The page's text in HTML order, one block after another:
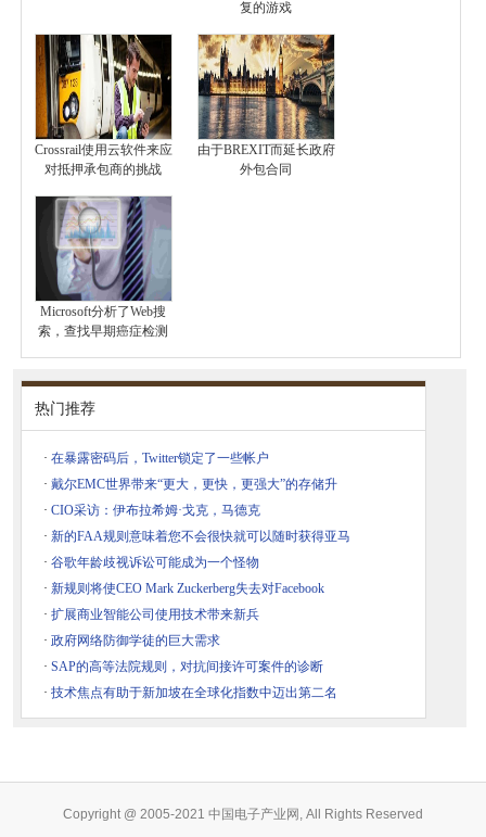
复的游戏
Crossrail使用云软件来应
对抵押承包商的挑战
由于BREXIT而延长政府
外包合同
Microsoft分析了Web搜
索，查找早期癌症检测
热门推荐
· 在暴露密码后，Twitter锁定了一些帐户
· 戴尔EMC世界带来“更大，更快，更强大”的存储升
· CIO采访：伊布拉希姆·戈克，马德克
· 新的FAA规则意味着您不会很快就可以随时获得亚马
· 谷歌年龄歧视诉讼可能成为一个怪物
· 新规则将使CEO Mark Zuckerberg失去对Facebook
· 扩展商业智能公司使用技术带来新兵
· 政府网络防御学徒的巨大需求
· SAP的高等法院规则，对抗间接许可案件的诊断
· 技术焦点有助于新加坡在全球化指数中迈出第二名
Copyright @ 2005-2021 中国电子产业网, All Rights Reserved